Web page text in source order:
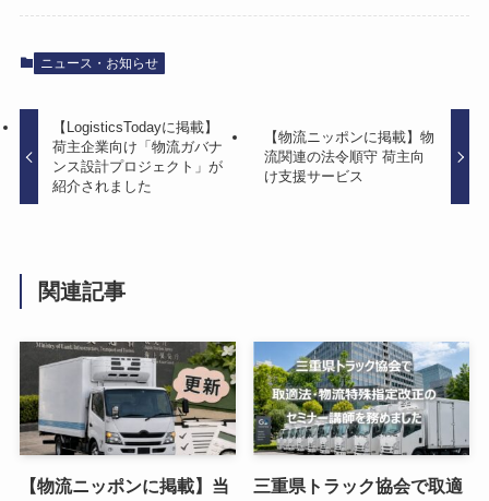
ニュース・お知らせ
【LogisticsTodayに掲載】
荷主企業向け「物流ガバナ
ンス設計プロジェクト」が
紹介されました
【物流ニッポンに掲載】物
流関連の法令順守 荷主向
け支援サービス
関連記事
【物流ニッポンに掲載】当
三重県トラック協会で取適